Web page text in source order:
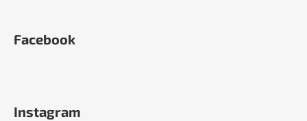
Facebook
Instagram